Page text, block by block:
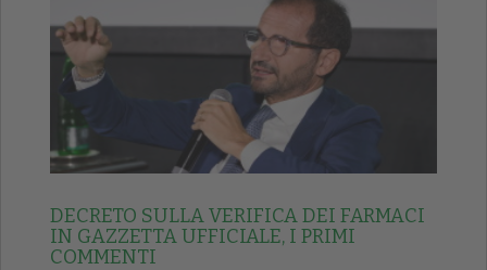
DECRETO SULLA VERIFICA DEI FARMACI
IN GAZZETTA UFFICIALE, I PRIMI
COMMENTI